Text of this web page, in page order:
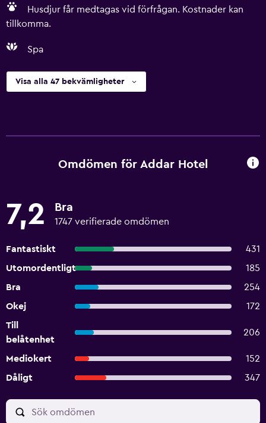
Husdjur får medtagas vid förfrågan. Kostnader kan
tillkomma.
Spa
Visa alla 47 bekvämligheter
Omdömen för Addar Hotel
7,2 Bra
1747 verifierade omdömen
Fantastiskt
431
Utomordentligt
185
Bra
254
Okej
172
Till
belåtenhet
206
Mediokert
152
Dåligt
347